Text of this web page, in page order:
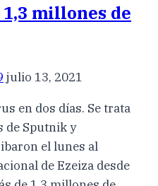
millones de
julio 13, 2021
en dos días. Se trata
de Sputnik y
el lunes al
de Ezeiza desde